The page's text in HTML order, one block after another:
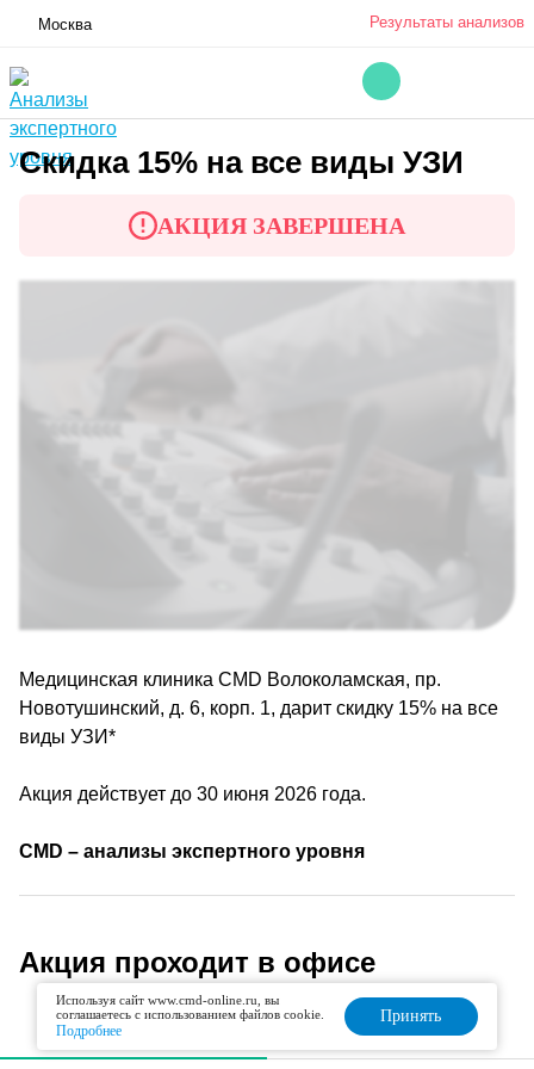
Москва Результаты анализов
Скидка 15% на все виды УЗИ
АКЦИЯ ЗАВЕРШЕНА
Медицинская клиника CMD Волоколамская, пр.
Новотушинский, д. 6, корп. 1, дарит скидку 15% на все
виды УЗИ*
Акция действует до 30 июня 2026 года.
CMD – анализы экспертного уровня
Акция проходит в офисе
На карте Списком
Используя сайт www.cmd-online.ru, вы
соглашаетесь с использованием файлов cookie.
Подробнее
Принять